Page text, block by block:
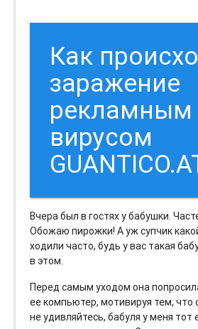
Как
заражение
рекламным
вирусом
Вчера был в гостях у бабушки.
Обожаю пирожки! А уж супчик
ходили часто, будь у вас такая
в этом.
Перед самым уходом она
ее компьютер, мотивируя тем, что
не удивляйтесь, бабуля у меня тот